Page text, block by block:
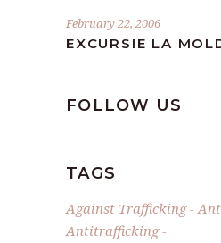
February 22, 2006
EXCURSIE LA
FOLLOW US
TAGS
Against Trafficking
Antitrafficking